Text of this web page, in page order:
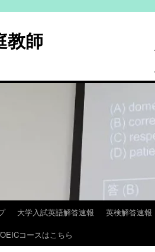
教師
大学入試英語解答速報 英検解答速報
コースはこちら